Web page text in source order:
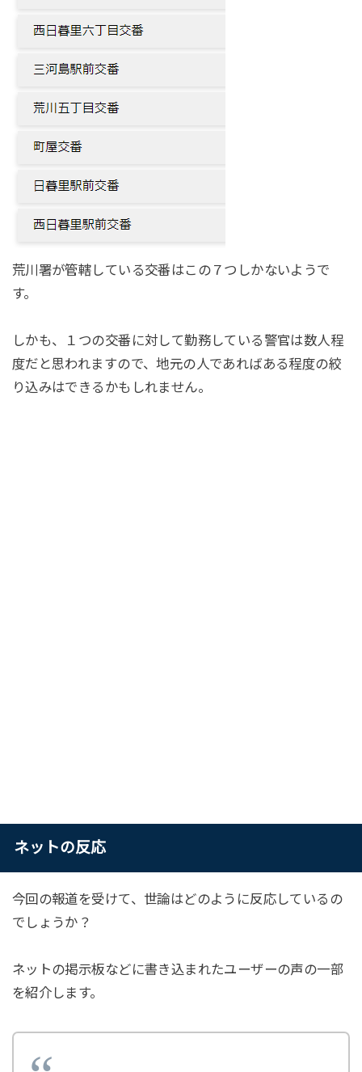
荒川署が管轄している交番はこの７つしかないようで
す。
しかも、１つの交番に対して勤務している警官は数人程
度だと思われますので、地元の人であればある程度の絞
り込みはできるかもしれません。
ネットの反応
今回の報道を受けて、世論はどのように反応しているの
でしょうか？
ネットの掲示板などに書き込まれたユーザーの声の一部
を紹介します。